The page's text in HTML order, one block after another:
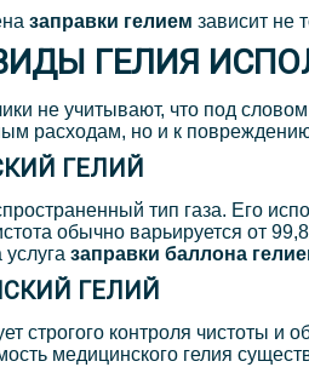
заправки гелием зависит не
ГЕЛИЯ
не учитывают, что под
расходам, но и к
ГЕЛИЙ
тип газа. Его
обычно варьируется от
заправки баллона
ГЕЛИЙ
строгого контроля чистоты
медицинского гелия